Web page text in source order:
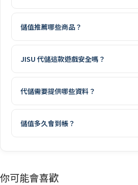
儲值推薦哪些商品？
JISU 代儲這款遊戲安全嗎？
代儲需要提供哪些資料？
儲值多久會到帳？
你可能會喜歡